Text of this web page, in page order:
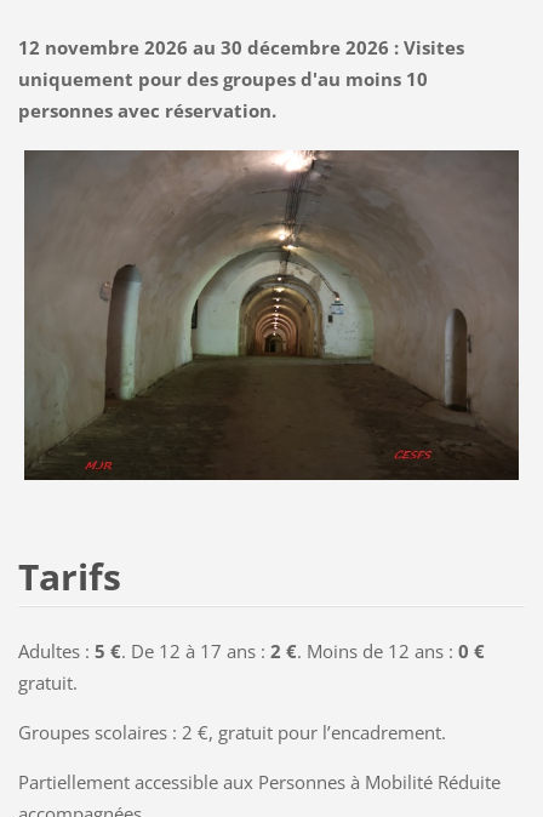
12 novembre 2026 au 30 décembre 2026 : Visites
uniquement pour des groupes d'au moins 10
personnes avec réservation.
Tarifs
Adultes : 5 €. De 12 à 17 ans : 2 €. Moins de 12 ans : 0 €
gratuit.
Groupes scolaires : 2 €, gratuit pour l’encadrement.
Partiellement accessible aux Personnes à Mobilité Réduite